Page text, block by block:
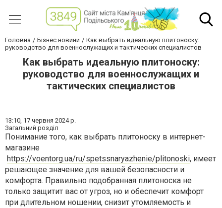
Головна Бізнес новини
Как выбрать идеальную плитоноску:
руководство для военнослужащих и тактических специалистов
Как выбрать идеальную плитоноску:
руководство для военнослужащих и
тактических специалистов
13:10, 17 червня 2024 р.
Загальний розділ
Понимание того, как выбрать плитоноску в интернет-
магазине
https://voentorg.ua/ru/spetssnaryazhenie/plitonoski, имеет
решающее значение для вашей безопасности и
комфорта. Правильно подобранная плитоноска не
только защитит вас от угроз, но и обеспечит комфорт
при длительном ношении, снизит утомляемость и